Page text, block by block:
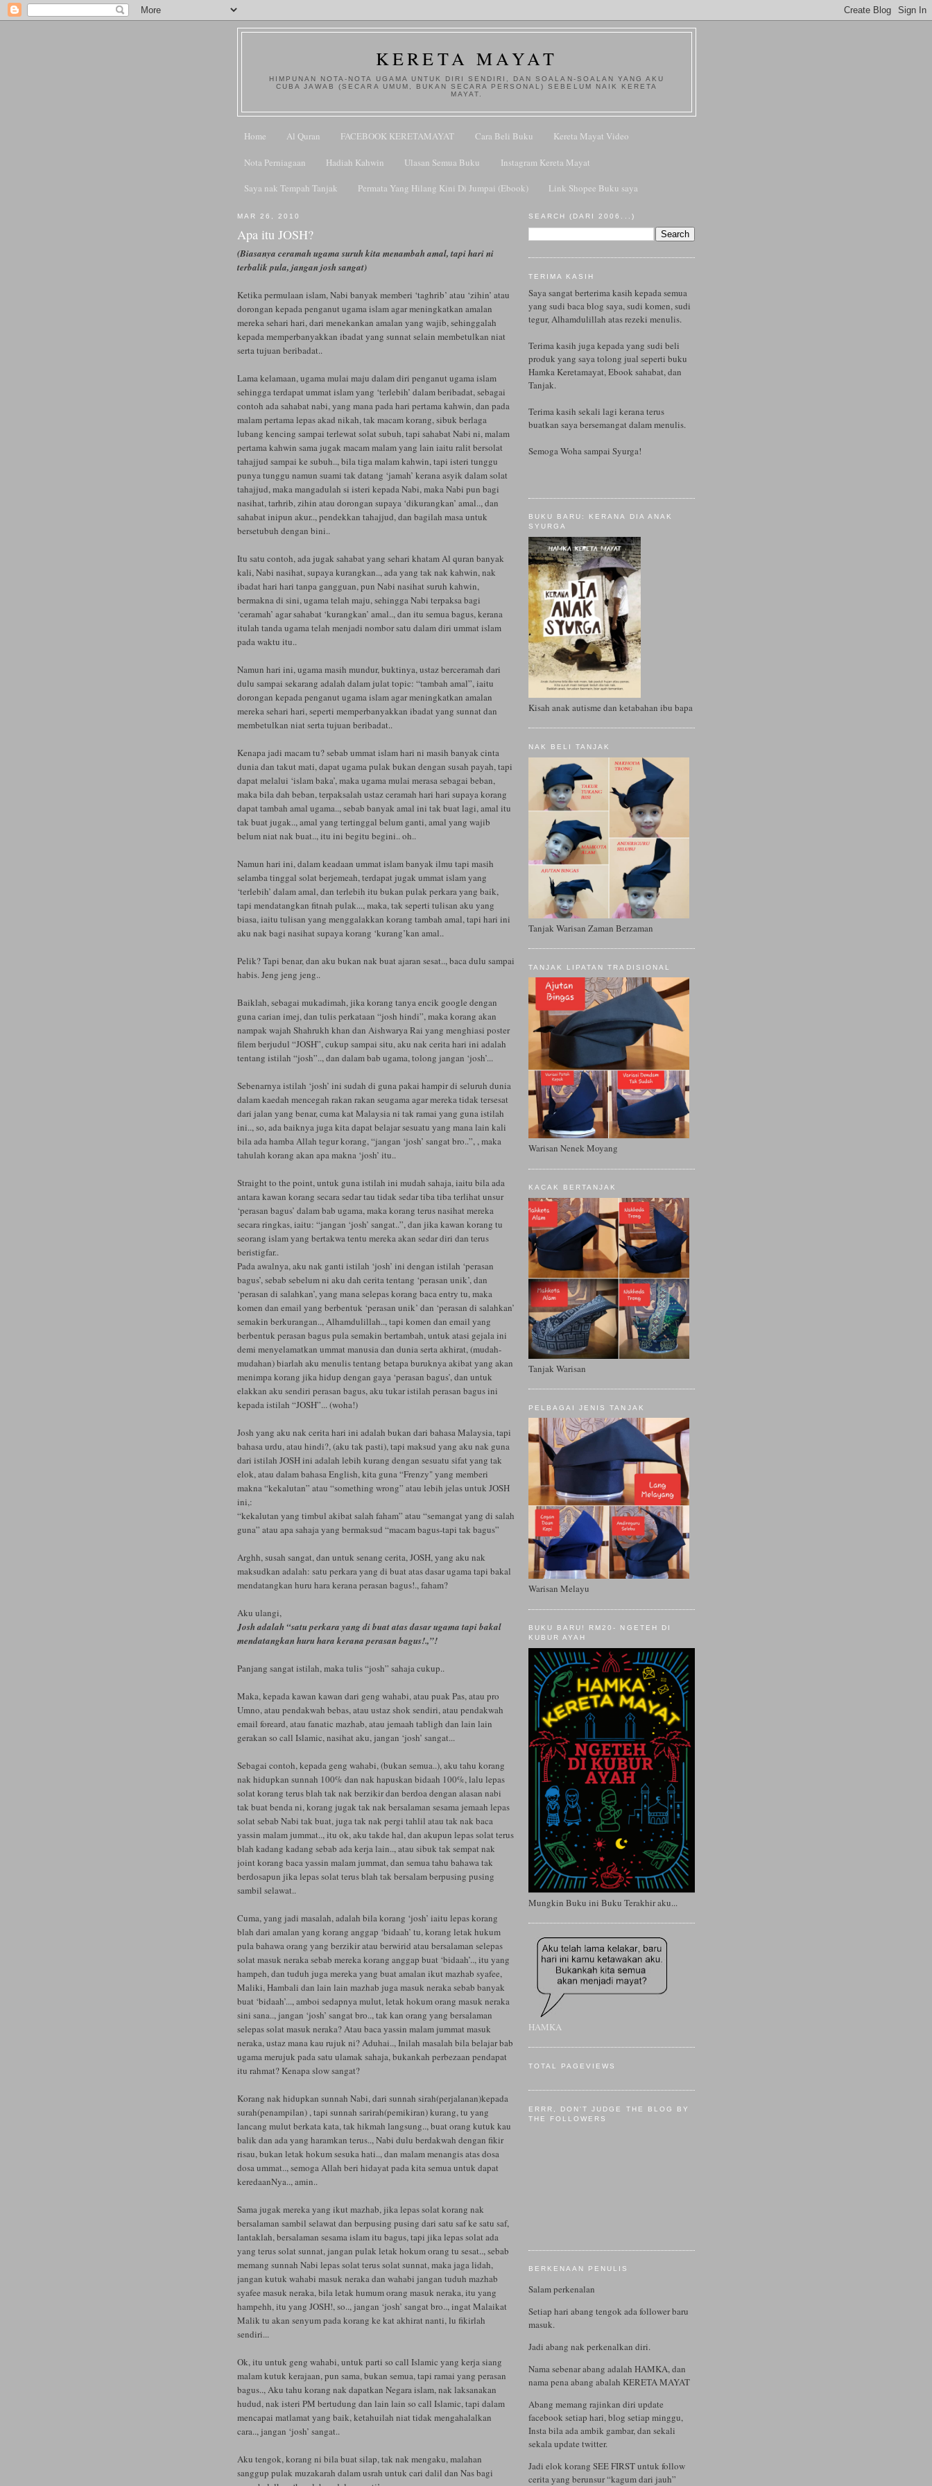
KERETA MAYAT
HIMPUNAN NOTA-NOTA UGAMA UNTUK DIRI SENDIRI, DAN SOALAN-SOALAN YANG AKU
CUBA JAWAB (SECARA UMUM, BUKAN SECARA PERSONAL) SEBELUM NAIK KERETA
MAYAT.
Home Al Quran FACEBOOK KERETAMAYAT Cara Beli Buku Kereta Mayat Video
Nota Perniagaan Hadiah Kahwin Ulasan Semua Buku Instagram Kereta Mayat
Saya nak Tempah Tanjak Permata Yang Hilang Kini Di Jumpai (Ebook) Link Shopee Buku saya
MAR 26, 2010
Apa itu JOSH?
(Biasanya ceramah ugama suruh kita menambah amal, tapi hari ni
terbalik pula, jangan josh sangat)
Ketika permulaan islam, Nabi banyak memberi ‘taghrib’ atau ‘zihin’ atau
dorongan kepada penganut ugama islam agar meningkatkan amalan
mereka sehari hari, dari menekankan amalan yang wajib, sehinggalah
kepada memperbanyakkan ibadat yang sunnat selain membetulkan niat
serta tujuan beribadat..
Lama kelamaan, ugama mulai maju dalam diri penganut ugama islam
sehingga terdapat ummat islam yang ‘terlebih’ dalam beribadat, sebagai
contoh ada sahabat nabi, yang mana pada hari pertama kahwin, dan pada
malam pertama lepas akad nikah, tak macam korang, sibuk berlaga
lubang kencing sampai terlewat solat subuh, tapi sahabat Nabi ni, malam
pertama kahwin sama jugak macam malam yang lain iaitu ralit bersolat
tahajjud sampai ke subuh.., bila tiga malam kahwin, tapi isteri tunggu
punya tunggu namun suami tak datang ‘jamah’ kerana asyik dalam solat
tahajjud, maka mangadulah si isteri kepada Nabi, maka Nabi pun bagi
nasihat, tarhrib, zihin atau dorongan supaya ‘dikurangkan’ amal.., dan
sahabat inipun akur.., pendekkan tahajjud, dan bagilah masa untuk
bersetubuh dengan bini..
Itu satu contoh, ada jugak sahabat yang sehari khatam Al quran banyak
kali, Nabi nasihat, supaya kurangkan.., ada yang tak nak kahwin, nak
ibadat hari hari tanpa gangguan, pun Nabi nasihat suruh kahwin,
bermakna di sini, ugama telah maju, sehingga Nabi terpaksa bagi
‘ceramah’ agar sahabat ‘kurangkan’ amal.., dan itu semua bagus, kerana
itulah tanda ugama telah menjadi nombor satu dalam diri ummat islam
pada waktu itu..
Namun hari ini, ugama masih mundur, buktinya, ustaz berceramah dari
dulu sampai sekarang adalah dalam julat topic: “tambah amal”, iaitu
dorongan kepada penganut ugama islam agar meningkatkan amalan
mereka sehari hari, seperti memperbanyakkan ibadat yang sunnat dan
membetulkan niat serta tujuan beribadat..
Kenapa jadi macam tu? sebab ummat islam hari ni masih banyak cinta
dunia dan takut mati, dapat ugama pulak bukan dengan susah payah, tapi
dapat melalui ‘islam baka’, maka ugama mulai merasa sebagai beban,
maka bila dah beban, terpaksalah ustaz ceramah hari hari supaya korang
dapat tambah amal ugama.., sebab banyak amal ini tak buat lagi, amal itu
tak buat jugak.., amal yang tertinggal belum ganti, amal yang wajib
belum niat nak buat.., itu ini begitu begini.. oh..
Namun hari ini, dalam keadaan ummat islam banyak ilmu tapi masih
selamba tinggal solat berjemeah, terdapat jugak ummat islam yang
‘terlebih’ dalam amal, dan terlebih itu bukan pulak perkara yang baik,
tapi mendatangkan fitnah pulak..., maka, tak seperti tulisan aku yang
biasa, iaitu tulisan yang menggalakkan korang tambah amal, tapi hari ini
aku nak bagi nasihat supaya korang ‘kurang’kan amal..
Pelik? Tapi benar, dan aku bukan nak buat ajaran sesat.., baca dulu sampai
habis. Jeng jeng jeng..
Baiklah, sebagai mukadimah, jika korang tanya encik google dengan
guna carian imej, dan tulis perkataan “josh hindi”, maka korang akan
nampak wajah Shahrukh khan dan Aishwarya Rai yang menghiasi poster
filem berjudul “JOSH”, cukup sampai situ, aku nak cerita hari ini adalah
tentang istilah “josh”.., dan dalam bab ugama, tolong jangan ‘josh’...
Sebenarnya istilah ‘josh’ ini sudah di guna pakai hampir di seluruh dunia
dalam kaedah mencegah rakan rakan seugama agar mereka tidak tersesat
dari jalan yang benar, cuma kat Malaysia ni tak ramai yang guna istilah
ini.., so, ada baiknya juga kita dapat belajar sesuatu yang mana lain kali
bila ada hamba Allah tegur korang, “jangan ‘josh’ sangat bro..”, , maka
tahulah korang akan apa makna ‘josh’ itu..
Straight to the point, untuk guna istilah ini mudah sahaja, iaitu bila ada
antara kawan korang secara sedar tau tidak sedar tiba tiba terlihat unsur
‘perasan bagus’ dalam bab ugama, maka korang terus nasihat mereka
secara ringkas, iaitu: “jangan ‘josh’ sangat..”, dan jika kawan korang tu
seorang islam yang bertakwa tentu mereka akan sedar diri dan terus
beristigfar..
Pada awalnya, aku nak ganti istilah ‘josh’ ini dengan istilah ‘perasan
bagus’, sebab sebelum ni aku dah cerita tentang ‘perasan unik’, dan
‘perasan di salahkan’, yang mana selepas korang baca entry tu, maka
komen dan email yang berbentuk ‘perasan unik’ dan ‘perasan di salahkan’
semakin berkurangan.., Alhamdulillah.., tapi komen dan email yang
berbentuk perasan bagus pula semakin bertambah, untuk atasi gejala ini
demi menyelamatkan ummat manusia dan dunia serta akhirat, (mudah-
mudahan) biarlah aku menulis tentang betapa buruknya akibat yang akan
menimpa korang jika hidup dengan gaya ‘perasan bagus’, dan untuk
elakkan aku sendiri perasan bagus, aku tukar istilah perasan bagus ini
kepada istilah “JOSH”... (woha!)
Josh yang aku nak cerita hari ini adalah bukan dari bahasa Malaysia, tapi
bahasa urdu, atau hindi?, (aku tak pasti), tapi maksud yang aku nak guna
dari istilah JOSH ini adalah lebih kurang dengan sesuatu sifat yang tak
elok, atau dalam bahasa English, kita guna “Frenzy" yang memberi
makna “kekalutan” atau “something wrong” atau lebih jelas untuk JOSH
ini,:
“kekalutan yang timbul akibat salah faham” atau “semangat yang di salah
guna” atau apa sahaja yang bermaksud “macam bagus-tapi tak bagus”
Arghh, susah sangat, dan untuk senang cerita, JOSH, yang aku nak
maksudkan adalah: satu perkara yang di buat atas dasar ugama tapi bakal
mendatangkan huru hara kerana perasan bagus!., faham?
Aku ulangi,
Josh adalah “satu perkara yang di buat atas dasar ugama tapi bakal
mendatangkan huru hara kerana perasan bagus!.,”!
Panjang sangat istilah, maka tulis “josh” sahaja cukup..
Maka, kepada kawan kawan dari geng wahabi, atau puak Pas, atau pro
Umno, atau pendakwah bebas, atau ustaz shok sendiri, atau pendakwah
email foreard, atau fanatic mazhab, atau jemaah tabligh dan lain lain
gerakan so call Islamic, nasihat aku, jangan ‘josh’ sangat...
Sebagai contoh, kepada geng wahabi, (bukan semua..), aku tahu korang
nak hidupkan sunnah 100% dan nak hapuskan bidaah 100%, lalu lepas
solat korang terus blah tak nak berzikir dan berdoa dengan alasan nabi
tak buat benda ni, korang jugak tak nak bersalaman sesama jemaah lepas
solat sebab Nabi tak buat, juga tak nak pergi tahlil atau tak nak baca
yassin malam jummat.., itu ok, aku takde hal, dan akupun lepas solat terus
blah kadang kadang sebab ada kerja lain.., atau sibuk tak sempat nak
joint korang baca yassin malam jummat, dan semua tahu bahawa tak
berdosapun jika lepas solat terus blah tak bersalam berpusing pusing
sambil selawat..
Cuma, yang jadi masalah, adalah bila korang ‘josh’ iaitu lepas korang
blah dari amalan yang korang anggap ‘bidaah’ tu, korang letak hukum
pula bahawa orang yang berzikir atau berwirid atau bersalaman selepas
solat masuk neraka sebab mereka korang anggap buat ‘bidaah’.., itu yang
hampeh, dan tuduh juga mereka yang buat amalan ikut mazhab syafee,
Maliki, Hambali dan lain lain mazhab juga masuk neraka sebab banyak
buat ‘bidaah’..., amboi sedapnya mulut, letak hokum orang masuk neraka
sini sana.., jangan ‘josh’ sangat bro.., tak kan orang yang bersalaman
selepas solat masuk neraka? Atau baca yassin malam jummat masuk
neraka, ustaz mana kau rujuk ni? Aduhai.., Inilah masalah bila belajar bab
ugama merujuk pada satu ulamak sahaja, bukankah perbezaan pendapat
itu rahmat? Kenapa slow sangat?
Korang nak hidupkan sunnah Nabi, dari sunnah sirah(perjalanan)kepada
surah(penampilan) , tapi sunnah sarirah(pemikiran) kurang, tu yang
lancang mulut berkata kata, tak hikmah langsung.., buat orang kutuk kau
balik dan ada yang haramkan terus.., Nabi dulu berdakwah dengan fikir
risau, bukan letak hokum sesuka hati.., dan malam menangis atas dosa
dosa ummat.., semoga Allah beri hidayat pada kita semua untuk dapat
keredaanNya.., amin..
Sama jugak mereka yang ikut mazhab, jika lepas solat korang nak
bersalaman sambil selawat dan berpusing pusing dari satu saf ke satu saf,
lantaklah, bersalaman sesama islam itu bagus, tapi jika lepas solat ada
yang terus solat sunnat, jangan pulak letak hokum orang tu sesat.., sebab
memang sunnah Nabi lepas solat terus solat sunnat, maka jaga lidah,
jangan kutuk wahabi masuk neraka dan wahabi jangan tuduh mazhab
syafee masuk neraka, bila letak humum orang masuk neraka, itu yang
hampehh, itu yang JOSH!, so.., jangan ‘josh’ sangat bro.., ingat Malaikat
Malik tu akan senyum pada korang ke kat akhirat nanti, lu fikirlah
sendiri...
Ok, itu untuk geng wahabi, untuk parti so call Islamic yang kerja siang
malam kutuk kerajaan, pun sama, bukan semua, tapi ramai yang perasan
bagus.., Aku tahu korang nak dapatkan Negara islam, nak laksanakan
hudud, nak isteri PM bertudung dan lain lain so call Islamic, tapi dalam
mencapai matlamat yang baik, ketahuilah niat tidak mengahalalkan
cara.., jangan ‘josh’ sangat..
Aku tengok, korang ni bila buat silap, tak nak mengaku, malahan
sanggup pulak muzakarah dalam usrah untuk cari dalil dan Nas bagi
SEARCH (DARI 2006...)
TERIMA KASIH
Saya sangat berterima kasih kepada semua
yang sudi baca blog saya, sudi komen, sudi
tegur, Alhamdulillah atas rezeki menulis.
Terima kasih juga kepada yang sudi beli
produk yang saya tolong jual seperti buku
Hamka Keretamayat, Ebook sahabat, dan
Tanjak.
Terima kasih sekali lagi kerana terus
buatkan saya bersemangat dalam menulis.
Semoga Woha sampai Syurga!
BUKU BARU: KERANA DIA ANAK
SYURGA
Kisah anak autisme dan ketabahan ibu bapa
NAK BELI TANJAK
Tanjak Warisan Zaman Berzaman
TANJAK LIPATAN TRADISIONAL
Warisan Nenek Moyang
KACAK BERTANJAK
Tanjak Warisan
PELBAGAI JENIS TANJAK
Warisan Melayu
BUKU BARU! RM20- NGETEH DI
KUBUR AYAH
Mungkin Buku ini Buku Terakhir aku...
HAMKA
TOTAL PAGEVIEWS
ERRR, DON'T JUDGE THE BLOG BY
THE FOLLOWERS
BERKENAAN PENULIS
Salam perkenalan
Setiap hari abang tengok ada follower baru
masuk.
Jadi abang nak perkenalkan diri.
Nama sebenar abang adalah HAMKA, dan
nama pena abang abalah KERETA MAYAT
Abang memang rajinkan diri update
facebook setiap hari, blog setiap minggu,
Insta bila ada ambik gambar, dan sekali
sekala update twitter.
Jadi elok korang SEE FIRST untuk follow
cerita yang berunsur “kagum dari jauh”